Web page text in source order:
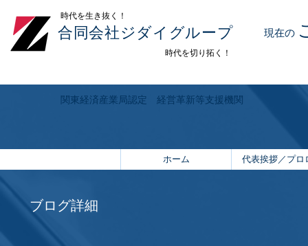
合同会社ジダイグループ 現在の
​時代を生き抜く！
時代を切り拓く！
関東経済産業局認定 経営革新等支援機関
ホーム 代表挨拶／プロ
ブログ詳細